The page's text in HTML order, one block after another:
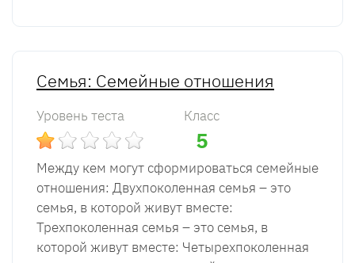
Семья: Семейные отношения
Уровень теста Класс
5
Между кем могут сформироваться семейные
отношения: Двухпоколенная семья – это
семья, в которой живут вместе:
Трехпоколенная семья – это семья, в
которой живут вместе: Четырехпоколенная